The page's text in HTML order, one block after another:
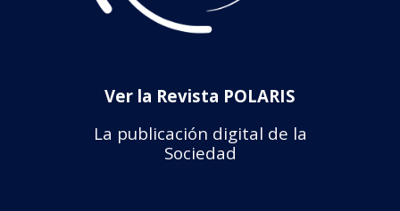
Ver la Revista POLARIS
La publicación digital de la
Sociedad